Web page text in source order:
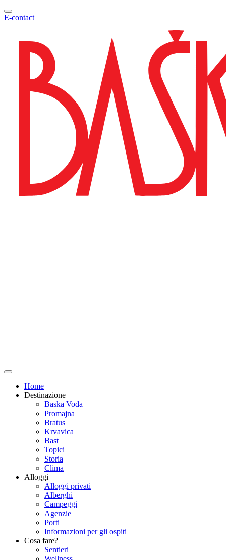
E-contact
Home
Destinazione
Baska Voda
Promajna
Bratus
Krvavica
Bast
Topici
Storia
Clima
Alloggi
Alloggi privati
Alberghi
Campeggi
Agenzie
Porti
Informazioni per gli ospiti
Cosa fare?
Sentieri